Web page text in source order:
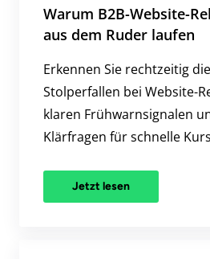
Warum B2B-Website-
aus dem Ruder laufen
Erkennen Sie rechtzeitig
Stolperfallen bei Website-
klaren Frühwarnsignalen
Klärfragen für schnelle
Jetzt lesen